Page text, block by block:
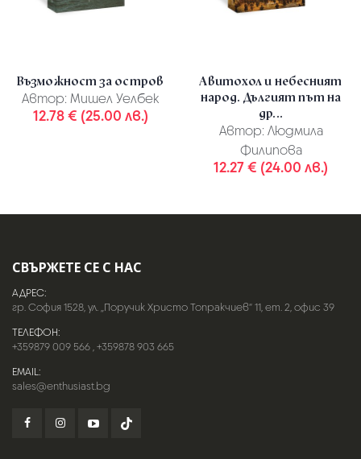
Възможност за остров
Автор: Мишел Уелбек
12.78 € (25.00 лв.)
Авитохол и небесният
народ. Дългият път на
др...
Автор: Людмила
Филипова
12.27 € (24.00 лв.)
СВЪРЖЕТЕ СЕ С НАС
АДРЕС:
гр. София 1528, ул. „Поручик Христо Топракчиев“ 11, ет. 2, офис 39
ТЕЛЕФОН:
+359879 009 566,+359878 903 665
EMAIL:
sales@enthusiast.bg